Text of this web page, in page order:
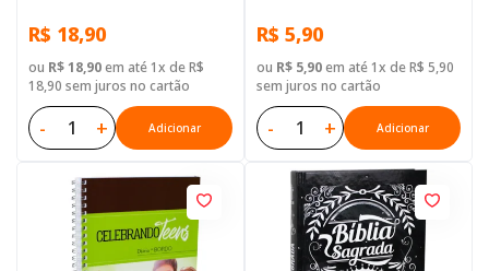
R$ 18,90
ou R$ 18,90em até 1x de R$
18,90 sem juros no cartão
- + Adicionar
R$ 5,90
ou R$ 5,90em até 1x de R$ 5,90
sem juros no cartão
- + Adicionar